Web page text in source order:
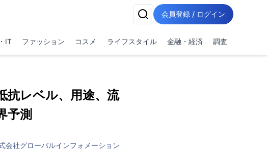
会員登録 / ログイン
IT ファッション コスメ ライフスタイル 金融・経済 調査
抗レベル、用途、流
予測
会社グローバルインフォメーション